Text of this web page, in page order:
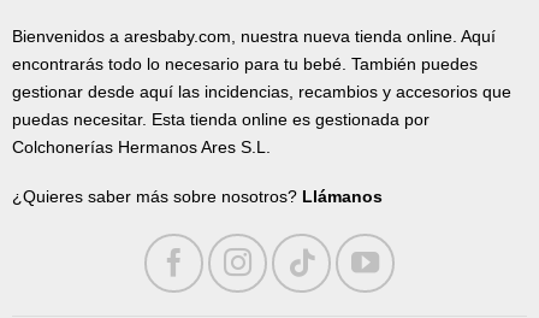
Bienvenidos a aresbaby.com, nuestra nueva tienda online. Aquí
encontrarás todo lo necesario para tu bebé. También puedes
gestionar desde aquí las incidencias, recambios y accesorios que
puedas necesitar. Esta tienda online es gestionada por
Colchonerías Hermanos Ares S.L.
¿Quieres saber más sobre nosotros? Llámanos